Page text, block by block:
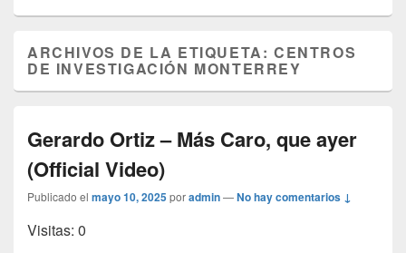
ARCHIVOS DE LA ETIQUETA:CENTROS
DE INVESTIGACIÓN MONTERREY
Gerardo Ortiz – Más Caro, que ayer
(Official Video)
Publicado el mayo 10, 2025poradmin—No hay comentarios ↓
Visitas: 0